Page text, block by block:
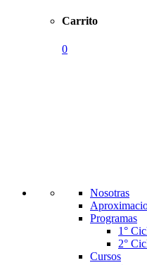
Carrito
0
Nosotras
Programas
1°
2°
Cursos